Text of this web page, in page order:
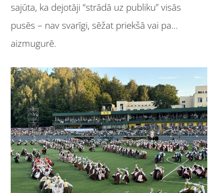
sajūta, ka dejotāji “strādā uz publiku” visās
pusēs – nav svarīgi, sēžat priekšā vai pa…
aizmugurē.